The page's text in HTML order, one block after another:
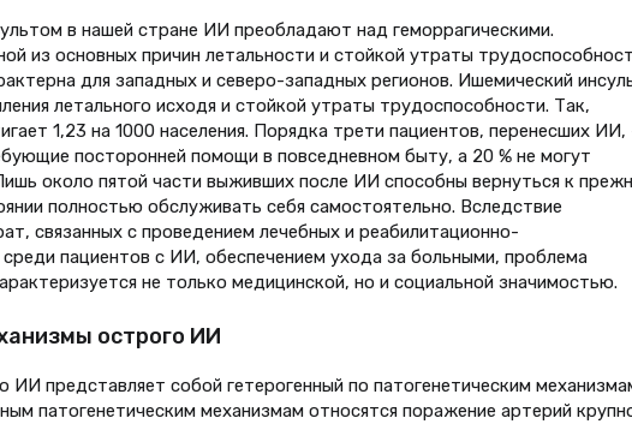
в нашей стране ИИ преобладают над геморрагическими.
из основных причин летальности и стойкой утраты
для западных и северо-западных регионов. Ишемический
летального исходя и стойкой утраты трудоспособности. Так,
1,23 на 1000 населения. Порядка трети пациентов, перенесших ИИ,
посторонней помощи в повседневном быту, а 20 % не могут
около пятой части выживших после ИИ способны вернуться к
полностью обслуживать себя самостоятельно. Вследствие
связанных с проведением лечебных и реабилитационно-
пациентов с ИИ, обеспечением ухода за больными, проблема
не только медицинской, но и социальной значимостью.
острого ИИ
ИИ представляет собой гетерогенный по патогенетическим
патогенетическим механизмам относятся поражение артерий